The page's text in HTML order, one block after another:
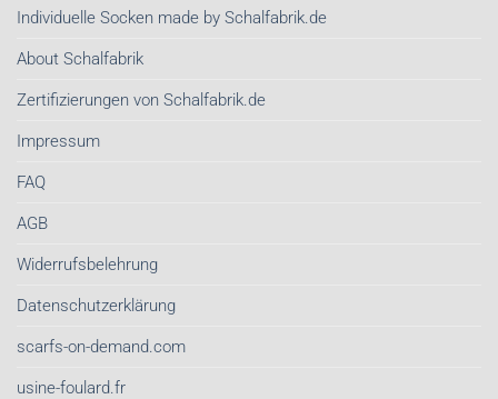
sind
Schals
Individuelle Socken made by Schalfabrik.de
About Schalfabrik
Zertifizierungen von Schalfabrik.de
Impressum
FAQ
AGB
Widerrufsbelehrung
Datenschutzerklärung
scarfs-on-demand.com
usine-foulard.fr